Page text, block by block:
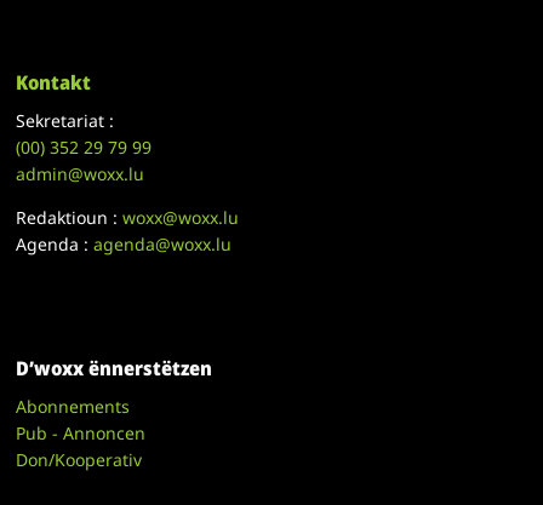
Kontakt
Sekretariat :
(00)352 29 79 99
admin@woxx.lu
Redaktioun :woxx@woxx.lu
Agenda :agenda@woxx.lu
D’woxx ënnerstëtzen
Abonnements
Pub - Annoncen
Don/Kooperativ